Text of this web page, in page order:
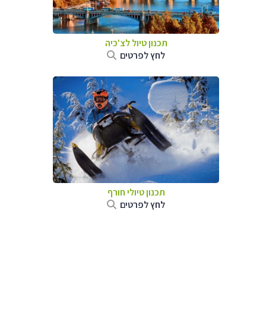
תכנון טיול לצ'כיה
לחץ לפרטים
תכנון טיולי חורף
לחץ לפרטים